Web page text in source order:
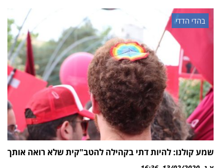
בהדי הדדי
שמע קולנו: להיות דתי בקהילה להטב"קית שלא רואה אותך